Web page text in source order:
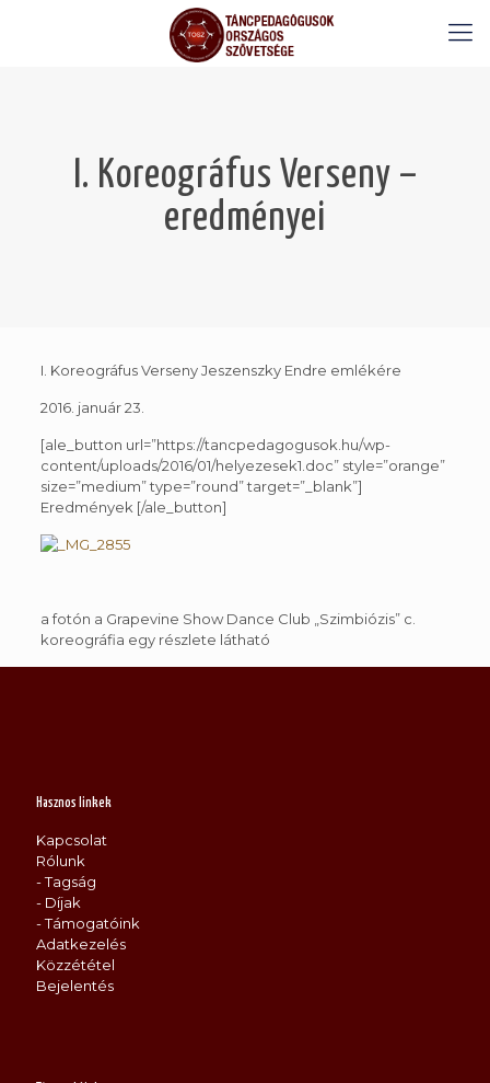
I. Koreográfus Verseny –
eredményei
I. Koreográfus Verseny Jeszenszky Endre emlékére
2016. január 23.
[ale_button url=”https://tancpedagogusok.hu/wp-
content/uploads/2016/01/helyezesek1.doc” style=”orange”
size=”medium” type=”round” target=”_blank”]
Eredmények [/ale_button]
a fotón a Grapevine Show Dance Club „Szimbiózis” c.
koreográfia egy részlete látható
Hasznos linkek
Kapcsolat
Rólunk
- Tagság
- Díjak
- Támogatóink
Adatkezelés
Közzététel
Bejelentés